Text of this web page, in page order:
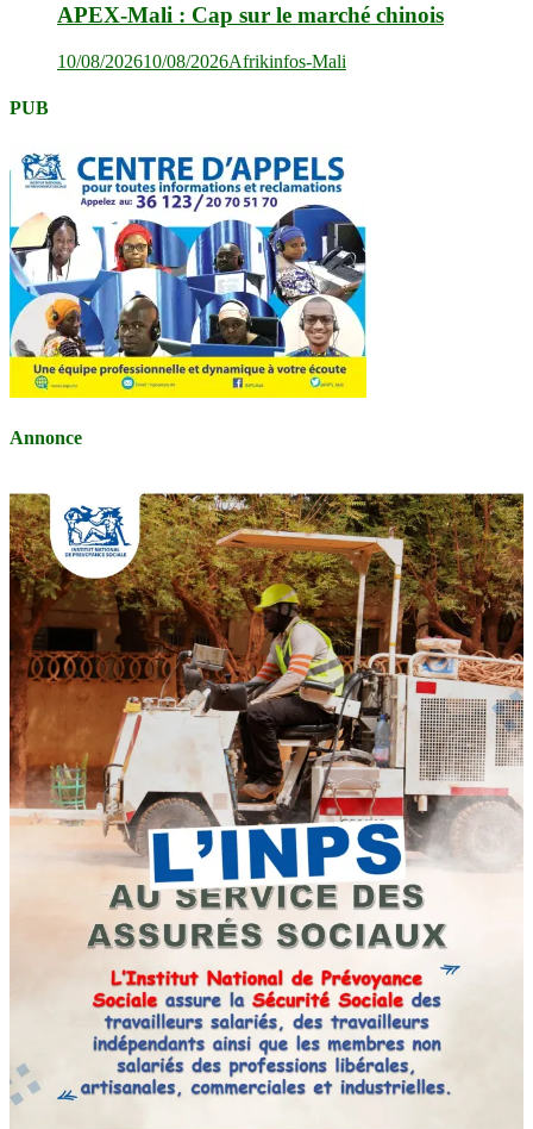
APEX-Mali : Cap sur le marché chinois
10/08/202610/08/2026Afrikinfos-Mali
PUB
Annonce